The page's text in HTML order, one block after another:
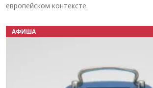
европейском контексте.
АФИША